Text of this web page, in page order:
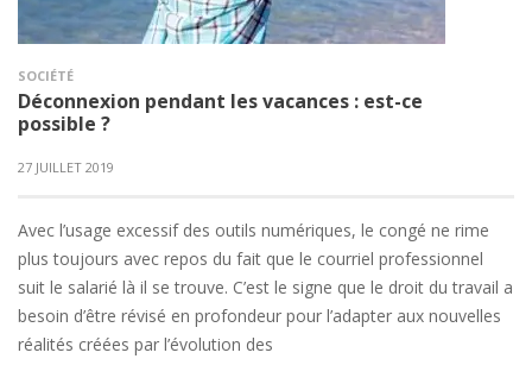
SOCIÉTÉ
Déconnexion pendant les vacances : est-ce
possible ?
27 JUILLET 2019
Avec l’usage excessif des outils numériques, le congé ne rime
plus toujours avec repos du fait que le courriel professionnel
suit le salarié là il se trouve. C’est le signe que le droit du travail a
besoin d’être révisé en profondeur pour l’adapter aux nouvelles
réalités créées par l’évolution des